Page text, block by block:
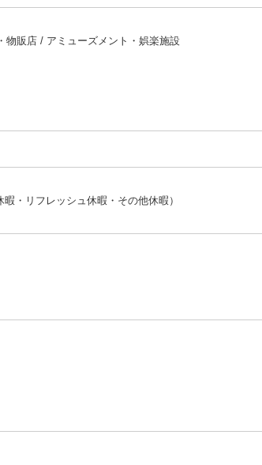
販店 / アミューズメント・娯楽施設
暇・リフレッシュ休暇・その他休暇）